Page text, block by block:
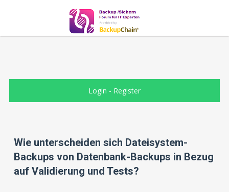
Login - Register
Wie unterscheiden sich Dateisystem-
Backups von Datenbank-Backups in Bezug
auf Validierung und Tests?